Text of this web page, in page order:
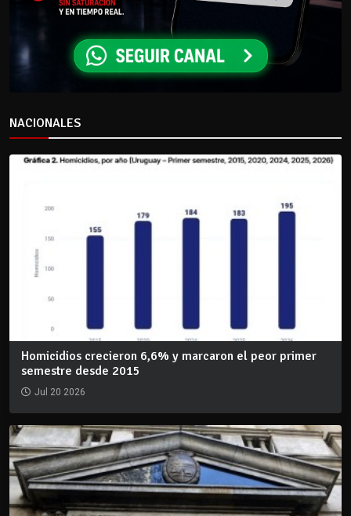
NACIONALES
Homicidios crecieron 6,6% y marcaron el peor primer
semestre desde 2015
Jul 20 2026